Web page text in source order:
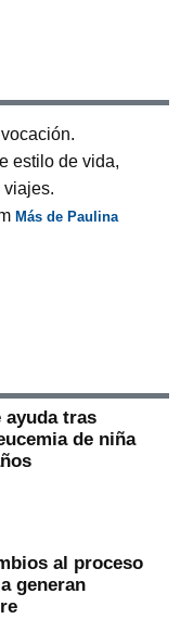
estilo de vida,
viajes.
Más de Paulina
ayuda tras
de niña
al proceso
generan